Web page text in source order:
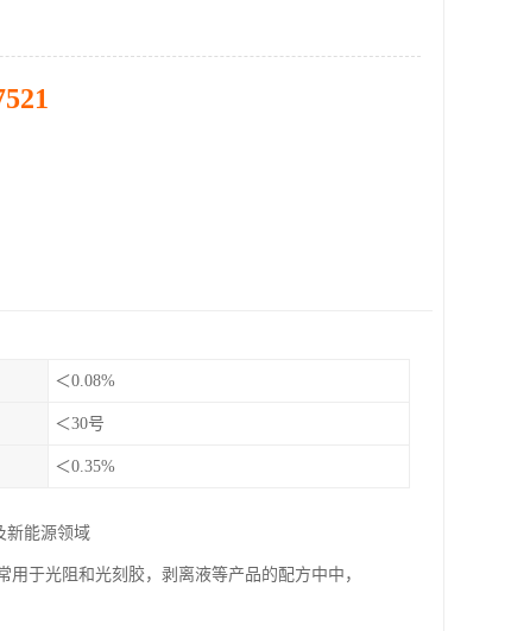
＜0.08%
＜30号
＜0.35%
新能源领域
于光阻和光刻胶，剥离液等产品的配方中中，